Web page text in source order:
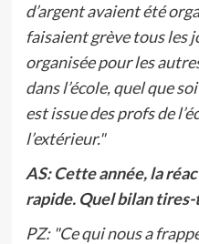
d’argent avaient été
faisaient grève tous les
organisée pour les
dans l’école, quel que
est issue des profs de
l’extérieur."
AS: Cette année, la
rapide. Quel bilan
PZ: "Ce qui nous a